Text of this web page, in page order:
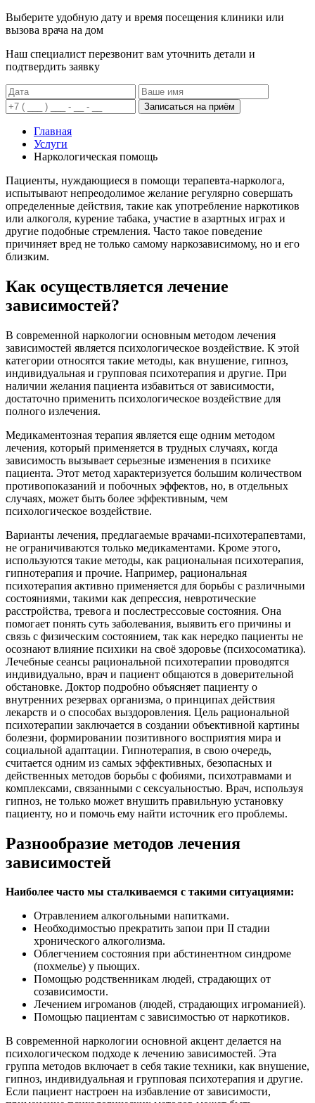
Выберите удобную дату и время посещения клиники или
вызова врача на дом
Наш специалист перезвонит вам уточнить детали и
подтвердить заявку
Записаться на приём
Главная
Услуги
Наркологическая помощь
Пациенты, нуждающиеся в помощи терапевта-нарколога,
испытывают непреодолимое желание регулярно совершать
определенные действия, такие как употребление наркотиков
или алкоголя, курение табака, участие в азартных играх и
другие подобные стремления. Часто такое поведение
причиняет вред не только самому наркозависимому, но и его
близким.
Как осуществляется лечение
зависимостей?
В современной наркологии основным методом лечения
зависимостей является психологическое воздействие. К этой
категории относятся такие методы, как внушение, гипноз,
индивидуальная и групповая психотерапия и другие. При
наличии желания пациента избавиться от зависимости,
достаточно применить психологическое воздействие для
полного излечения.
Медикаментозная терапия является еще одним методом
лечения, который применяется в трудных случаях, когда
зависимость вызывает серьезные изменения в психике
пациента. Этот метод характеризуется большим количеством
противопоказаний и побочных эффектов, но, в отдельных
случаях, может быть более эффективным, чем
психологическое воздействие.
Варианты лечения, предлагаемые врачами-психотерапевтами,
не ограничиваются только медикаментами. Кроме этого,
используются такие методы, как рациональная психотерапия,
гипнотерапия и прочие. Например, рациональная
психотерапия активно применяется для борьбы с различными
состояниями, такими как депрессия, невротические
расстройства, тревога и послестрессовые состояния. Она
помогает понять суть заболевания, выявить его причины и
связь с физическим состоянием, так как нередко пациенты не
осознают влияние психики на своё здоровье (психосоматика).
Лечебные сеансы рациональной психотерапии проводятся
индивидуально, врач и пациент общаются в доверительной
обстановке. Доктор подробно объясняет пациенту о
внутренних резервах организма, о принципах действия
лекарств и о способах выздоровления. Цель рациональной
психотерапии заключается в создании объективной картины
болезни, формировании позитивного восприятия мира и
социальной адаптации. Гипнотерапия, в свою очередь,
считается одним из самых эффективных, безопасных и
действенных методов борьбы с фобиями, психотравмами и
комплексами, связанными с сексуальностью. Врач, используя
гипноз, не только может внушить правильную установку
пациенту, но и помочь ему найти источник его проблемы.
Разнообразие методов лечения
зависимостей
Наиболее часто мы сталкиваемся с такими ситуациями:
Отравлением алкогольными напитками.
Необходимостью прекратить запои при II стадии
хронического алкоголизма.
Облегчением состояния при абстинентном синдроме
(похмелье) у пьющих.
Помощью родственникам людей, страдающих от
созависимости.
Лечением игроманов (людей, страдающих игроманией).
Помощью пациентам с зависимостью от наркотиков.
В современной наркологии основной акцент делается на
психологическом подходе к лечению зависимостей. Эта
группа методов включает в себя такие техники, как внушение,
гипноз, индивидуальная и групповая психотерапия и другие.
Если пациент настроен на избавление от зависимости,